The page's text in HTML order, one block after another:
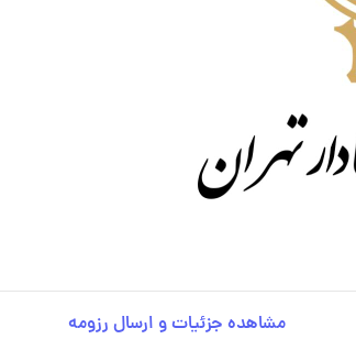
مشاهده جزئیات و ارسال رزومه